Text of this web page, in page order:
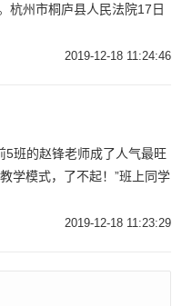
杭州市桐庐县人民法院17日
2019-12-18 11:24:46
5班的赵锋老师成了人气最旺
学模式，了不起！”班上同学
2019-12-18 11:23:29